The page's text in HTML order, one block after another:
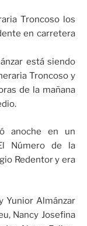
Troncoso los
en carretera
está siendo
Troncoso y
de la mañana
anoche en un
Número de la
Redentor y era
Yunior Almánzar
Nancy Josefina